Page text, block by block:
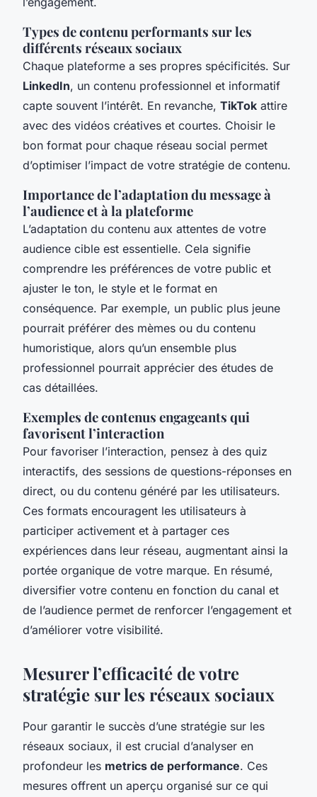
Types de contenu performants sur les
différents réseaux sociaux
Chaque plateforme a ses propres spécificités. Sur
LinkedIn, un contenu professionnel et informatif
capte souvent l’intérêt. En revanche, TikTok attire
avec des vidéos créatives et courtes. Choisir le
bon format pour chaque réseau social permet
d’optimiser l’impact de votre stratégie de contenu.
Importance de l’adaptation du message à
l’audience et à la plateforme
L’adaptation du contenu aux attentes de votre
audience cible est essentielle. Cela signifie
comprendre les préférences de votre public et
ajuster le ton, le style et le format en
conséquence. Par exemple, un public plus jeune
pourrait préférer des mèmes ou du contenu
humoristique, alors qu’un ensemble plus
professionnel pourrait apprécier des études de
cas détaillées.
Exemples de contenus engageants qui
favorisent l’interaction
Pour favoriser l’interaction, pensez à des quiz
interactifs, des sessions de questions-réponses en
direct, ou du contenu généré par les utilisateurs.
Ces formats encouragent les utilisateurs à
participer activement et à partager ces
expériences dans leur réseau, augmentant ainsi la
portée organique de votre marque. En résumé,
diversifier votre contenu en fonction du canal et
de l’audience permet de renforcer l’engagement et
d’améliorer votre visibilité.
Mesurer l’efficacité de votre
stratégie sur les réseaux sociaux
Pour garantir le succès d’une stratégie sur les
réseaux sociaux, il est crucial d’analyser en
profondeur les metrics de performance. Ces
mesures offrent un aperçu organisé sur ce qui